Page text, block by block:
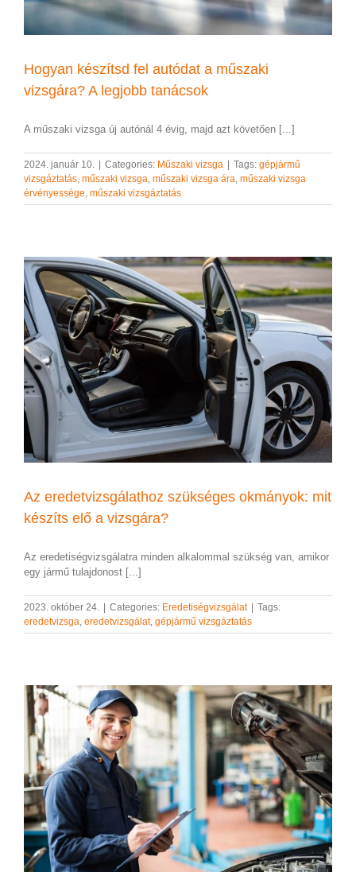
Hogyan készítsd fel autódat a műszaki
vizsgára? A legjobb tanácsok
A műszaki vizsga új autónál 4 évig, majd azt követően [...]
2024. január 10. Categories: Műszaki vizsga Tags: gépjármű
vizsgáztatás, műszaki vizsga, műszaki vizsga ára, műszaki vizsga
érvényessége, műszaki vizsgáztatás
Az eredetvizsgálathoz szükséges okmányok: mit
készíts elő a vizsgára?
Az eredetiségvizsgálatra minden alkalommal szükség van, amikor
egy jármű tulajdonost [...]
2023. október 24. Categories: Eredetiségvizsgálat
Tags:
eredetvizsga, eredetvizsgálat, gépjármű vizsgáztatás